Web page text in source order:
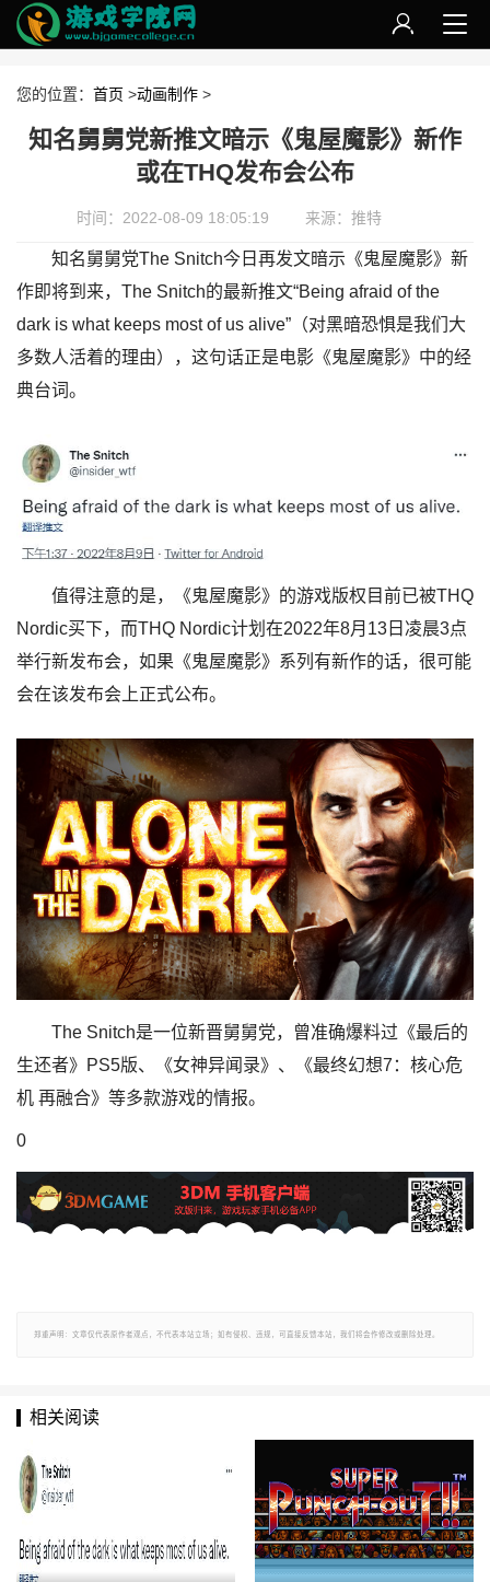
您的位置： 首页 >动画制作 >
知名舅舅党新推文暗示《鬼屋魔影》新作
或在THQ发布会公布
时间：2022-08-09 18:05:19 来源：推特
知名舅舅党The Snitch今日再发文暗示《鬼屋魔影》新
作即将到来，The Snitch的最新推文“Being afraid of the
dark is what keeps most of us alive”（对黑暗恐惧是我们大
多数人活着的理由），这句话正是电影《鬼屋魔影》中的经
典台词。
值得注意的是，《鬼屋魔影》的游戏版权目前已被THQ
Nordic买下，而THQ Nordic计划在2022年8月13日凌晨3点
举行新发布会，如果《鬼屋魔影》系列有新作的话，很可能
会在该发布会上正式公布。
The Snitch是一位新晋舅舅党，曾准确爆料过《最后的
生还者》PS5版、《女神异闻录》、《最终幻想7：核心危
机 再融合》等多款游戏的情报。
0
郑重声明：文章仅代表原作者观点，不代表本站立场；如有侵权、违规，可直接反馈本站，我们将会作修改或删除处理。
相关阅读